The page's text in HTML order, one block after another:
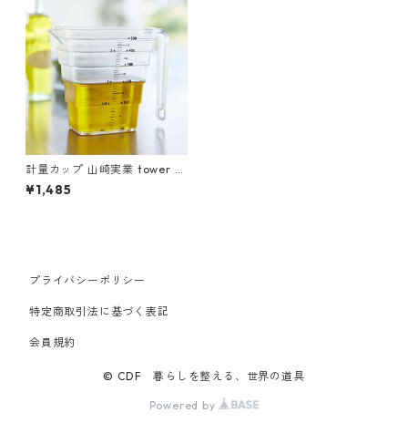
計量カップ 山崎実業 tower タ
ワー マグネット段々計量カッ
プ 500mL ホワイト
¥1,485
プライバシーポリシー
特定商取引法に基づく表記
会員規約
© CDF 暮らしを整える、世界の道具
Powered by